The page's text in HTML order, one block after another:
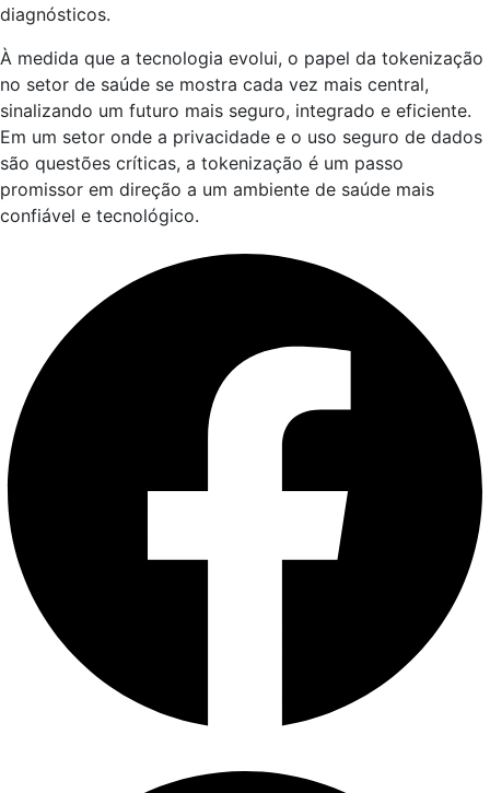
diagnósticos.
À medida que a tecnologia evolui, o papel da tokenização
no setor de saúde se mostra cada vez mais central,
sinalizando um futuro mais seguro, integrado e eficiente.
Em um setor onde a privacidade e o uso seguro de dados
são questões críticas, a tokenização é um passo
promissor em direção a um ambiente de saúde mais
confiável e tecnológico.